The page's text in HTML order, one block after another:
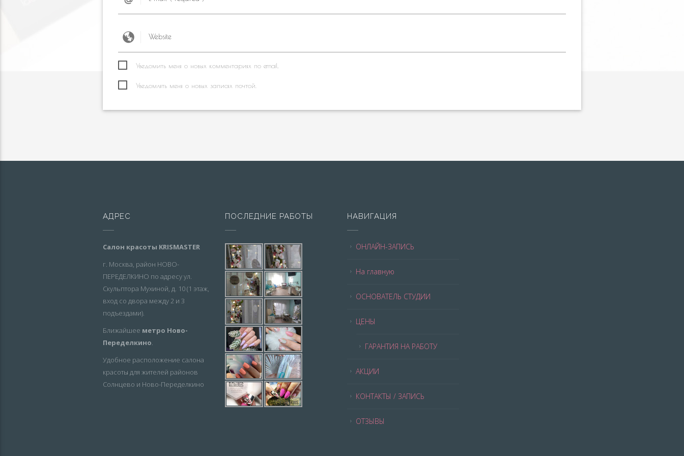
Уведомить меня о новых комментариях по email.
Уведомлять меня о новых записях почтой.
АДРЕС
Салон красоты KRISMASTER
г. Москва, район НОВО-
ПЕРЕДЕЛКИНО по адресу ул.
Скульптора Мухиной, д. 10 (1 этаж,
вход со двора между 2 и 3
подъездами).
Ближайшее метро Ново-
Переделкино.
Удобное расположение салона
красоты для жителей районов
Солнцево и Ново-Переделкино
ПОСЛЕДНИЕ РАБОТЫ НАВИГАЦИЯ
ОНЛАЙН-ЗАПИСЬ
На главную
ОСНОВАТЕЛЬ СТУДИИ
ЦЕНЫ
ГАРАНТИЯ НА РАБОТУ
АКЦИИ
КОНТАКТЫ / ЗАПИСЬ
ОТЗЫВЫ